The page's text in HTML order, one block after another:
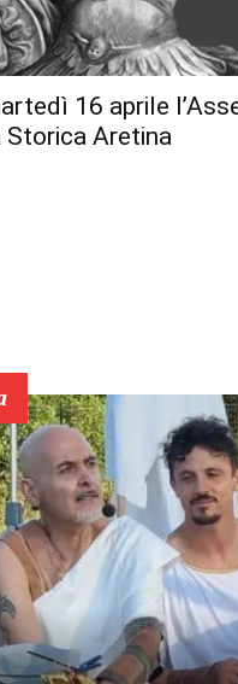
16 aprile
Storica Aretina